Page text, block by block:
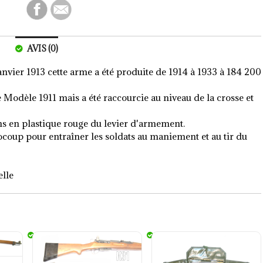
AVIS (0)
1913 cette arme a été produite de 1914 à 1933 à 184 200
1911 mais a été raccourcie au niveau de la crosse et
en plastique rouge du levier d'armement.
pour entraîner les soldats au maniement et au tir du
GP11 7.5x55 Schmidt Rubin
Sabot de crosse Amortisseur de reculTrousse de nettoyage